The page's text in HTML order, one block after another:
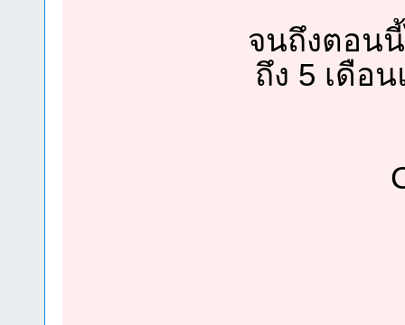
จนถึงตอน
ถึง 5 เดือ